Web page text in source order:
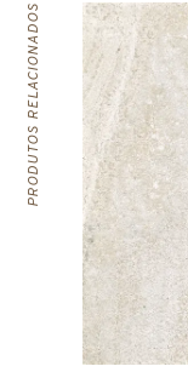
PRODUTOS RELACIONADOS